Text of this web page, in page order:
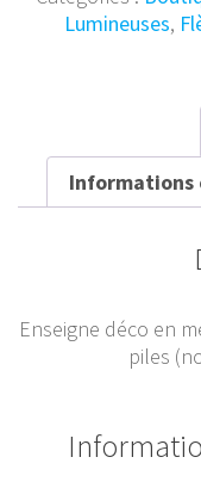
Café
Lumineuses,
Informations
Enseigne déco en
piles